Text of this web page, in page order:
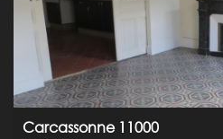
Carcassonne 11000